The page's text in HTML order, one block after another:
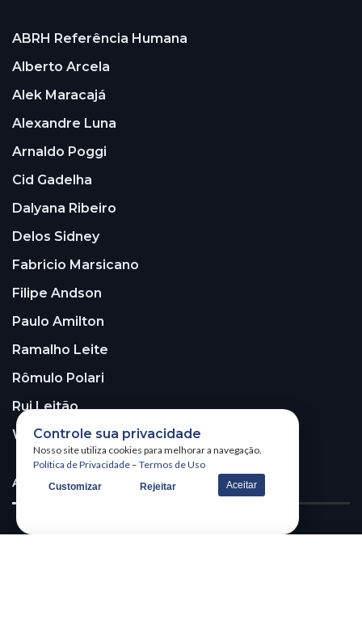
ABRH Referência Humana
Alberto Arcela
Alek Maracajá
Alexandre Luna
Arnaldo Poggi
Cid Gadelha
Dalyana Ribeiro
Delos Sidney
Fabricio Marsicano
Filipe Andson
Paulo Amilton
Ramalho Leite
Rômulo Polari
Rui Leitão
Walter Santos
ASSINE A NOSSA NEWSLETTER!
Controle sua privacidade
Nosso site utiliza cookies para melhorar a navegação.
Política de Privacidade – Termos de Uso
Customizar Rejeitar Aceitar